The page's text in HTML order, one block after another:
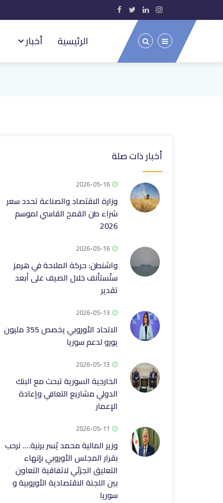
الرئيسية أخبار
أخبار ذات صلة
2026-05-16
وزارة الاقتصاد والصناعة تحدد سعر
شراء طن القمح القاسي لموسم
2026
2026-05-16
واشنطن: حركة الملاحة في هرمز
ستُستأنف خلال الصيف على أبعد
تقدير
2026-05-13
الاتحاد الأوروبي يخصص 355 مليون
يورو لدعم سوريا
2026-05-13
الخارجية السورية تبحث مع البنك
الدولي مشاريع التعافي وإعادة
الإعمار
2026-05-11
وزير المالية محمد يُسر برنية.... نرحب
بقرار المجلس الأوروبي بإنهاء
التعليق الجزئي لاتفاقية التعاون
بين اللجنة الاقتصادية الأوروبية و
سوريا